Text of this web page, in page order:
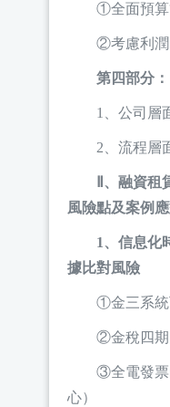
①全面預算
②考慮利潤
第四部分
1、公司層
2、流程層
Ⅱ、融資
風險點及案例
1、信息化時
據比對風險
①金三系統
②金稅四期
③全電發票
心）